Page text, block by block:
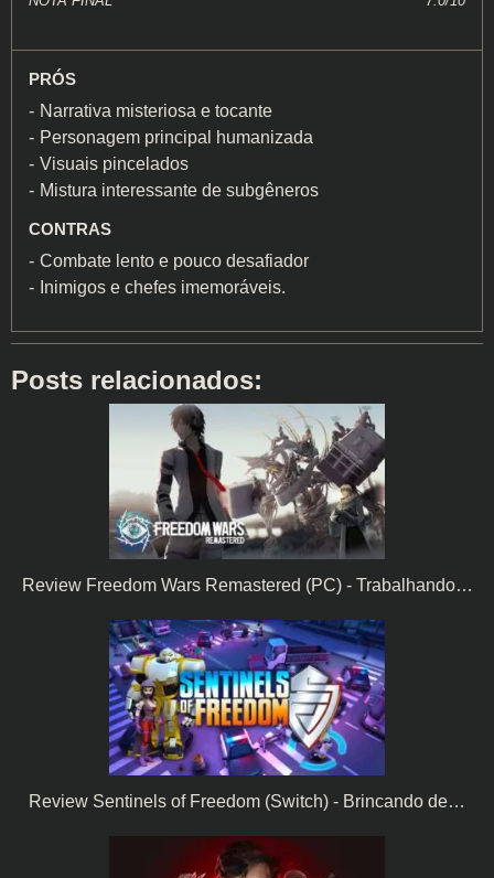
PRÓS
Narrativa misteriosa e tocante
Personagem principal humanizada
Visuais pincelados
Mistura interessante de subgêneros
CONTRAS
Combate lento e pouco desafiador
Inimigos e chefes imemoráveis.
Posts relacionados:
Review Freedom Wars Remastered (PC) - Trabalhando…
Review Sentinels of Freedom (Switch) - Brincando de…